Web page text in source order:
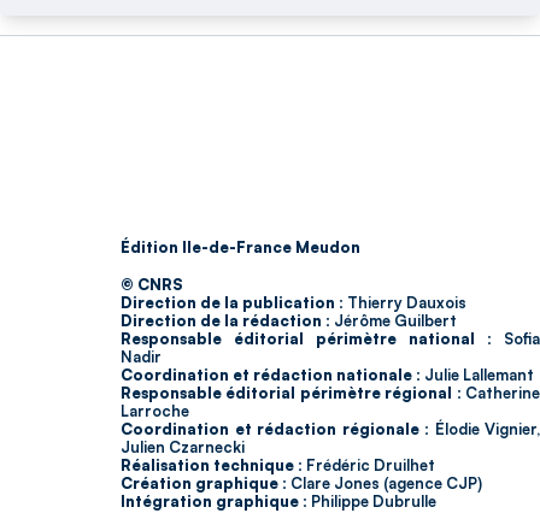
Édition Ile-de-France Meudon
© CNRS
Direction de la publication : Thierry Dauxois
Direction de la rédaction : Jérôme Guilbert
Responsable éditorial périmètre national : Sofia
Nadir
Coordination et rédaction nationale : Julie Lallemant
Responsable éditorial périmètre régional : Catherine
Larroche
Coordination et rédaction régionale : Élodie Vignier,
Julien Czarnecki
Réalisation technique : Frédéric Druilhet
Création graphique : Clare Jones (agence CJP)
Intégration graphique : Philippe Dubrulle